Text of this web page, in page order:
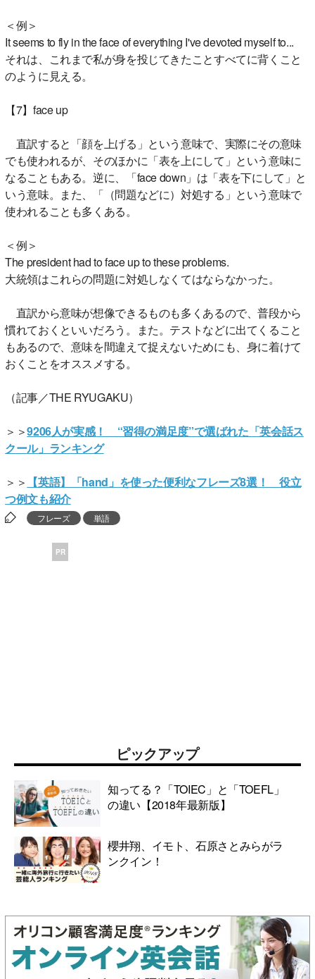
＜例＞
It seems to fly in the face of everything I've devoted myself to...
それは、これまで私が身を投じてきたことすべてに背くこと
のように見える。
【7】face up
直訳すると「顔を上げる」という意味で、実際にその意味
でも使われるが、そのほかに「表を上にして」という意味に
なることもある。逆に、「face down」は「表を下にして」と
いう意味。また、「（問題などに）対処する」という意味で
使われることも多くある。
＜例＞
The president had to face up to these problems.
大統領はこれらの問題に対処しなくてはならなかった。
直訳から意味が想像できるものも多くあるので、普段から
慣れておくといいだろう。また。テストなどに出てくること
もあるので、意味を間違えて捉えないためにも、身に着けて
おくことをオススメする。
（記事／THE RYUGAKU）
＞＞9206人が実感！ “習得の満足度”で選ばれた「英会話ス
クール」ランキング
＞＞ 【英語】「hand」を使った便利なフレーズ8選！ 役立
つ例文も紹介
フレーズ 単語
PR
ピックアップ
知ってる？「TOIEC」と「TOEFL」
の違い【2018年最新版】
櫻井翔、イモト、石原さとみらがラ
ンクイン！